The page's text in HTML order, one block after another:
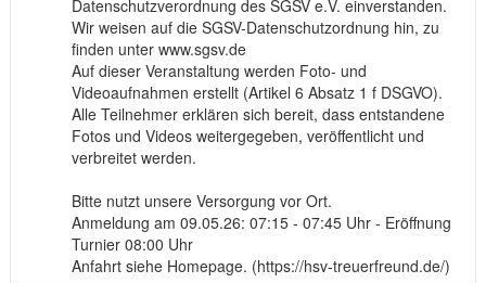
Datenschutzverordnung des SGSV e.V. einverstanden.
Wir weisen auf die SGSV-Datenschutzordnung hin, zu
finden unter www.sgsv.de
Auf dieser Veranstaltung werden Foto- und
Videoaufnahmen erstellt (Artikel 6 Absatz 1 f DSGVO).
Alle Teilnehmer erklären sich bereit, dass entstandene
Fotos und Videos weitergegeben, veröffentlicht und
verbreitet werden.
Bitte nutzt unsere Versorgung vor Ort.
Anmeldung am 09.05.26: 07:15 - 07:45 Uhr - Eröffnung
Turnier 08:00 Uhr
Anfahrt siehe Homepage. (https://hsv-treuerfreund.de/)